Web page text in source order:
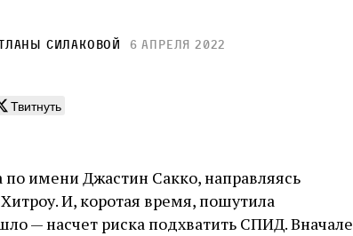
Силаковой 6 апреля 2022
Твитнуть
имени Джастин Сакко, направляясь
И, коротая время, пошутила
— насчет риска подхватить СПИД. Вначале